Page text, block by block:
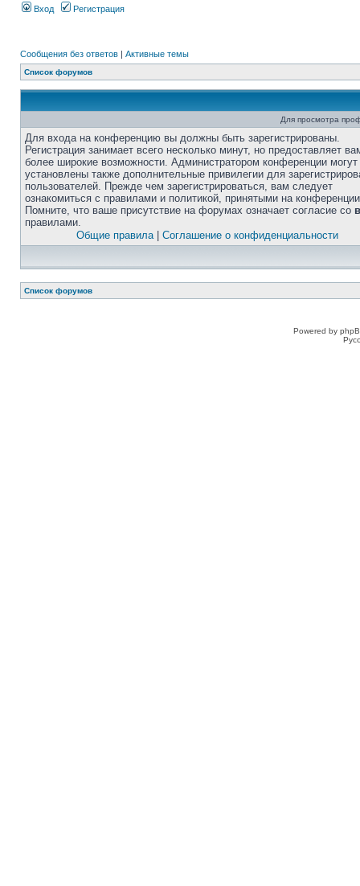
Вход Регистрация
Сообщения без ответов | Активные темы
Список форумов
Для просмотра
Для входа на конференцию вы должны быть зарегистрированы.
Регистрация занимает всего несколько минут, но предоставляет
более широкие возможности. Администратором конференции
установлены также дополнительные привилегии для
пользователей. Прежде чем зарегистрироваться, вам следует
ознакомиться с правилами и политикой, принятыми на
Помните, что ваше присутствие на форумах означает согласие со
правилами.
Общие правила| Соглашение о конфиденциальности
Список форумов
Powered by